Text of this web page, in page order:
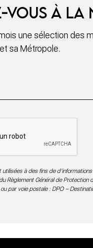
vous à la
une sélection des
sa Métropole.
à des fins de
Règlement Général de
par voie postale : DPO –